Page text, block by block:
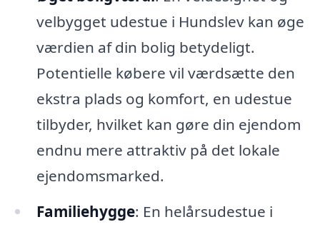
velbygget udestue i Hundslev kan øge
værdien af din bolig betydeligt.
Potentielle købere vil værdsætte den
ekstra plads og komfort, en udestue
tilbyder, hvilket kan gøre din ejendom
endnu mere attraktiv på det lokale
ejendomsmarked.
Familiehygge: En helårsudestue i